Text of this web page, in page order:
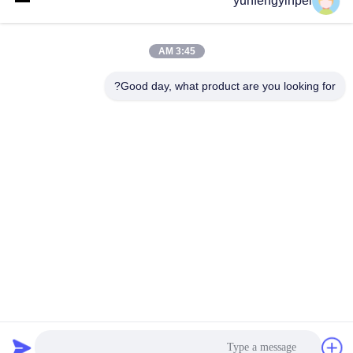
3:45 AM
Good day, what product are you looking for?